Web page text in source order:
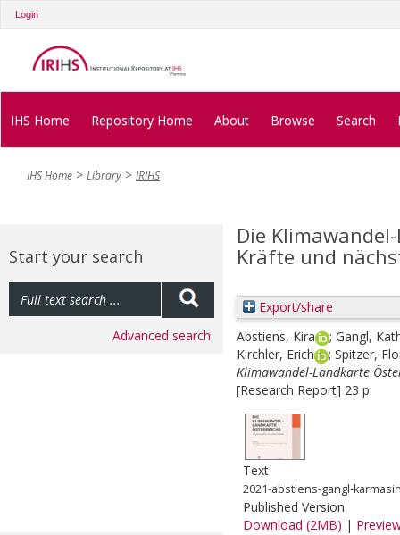
Login
IHS Home Repository Home About Browse Search
IHS Home Library IRIHS
Start your search
Advanced search
Die
Kräfte und
Export/share
Abstiens, Kira
; Gangl,
Kirchler, Erich
; Spitzer,
Klimawandel-Landkarte
[Research Report] 23 p.
Text
2021-abstiens-gangl-
Published Version
Download (2MB) |